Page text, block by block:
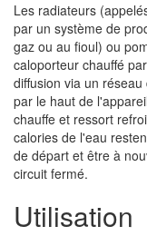
Les radiateurs
par un système de
gaz ou au fioul) ou
caloporteur chauffé
diffusion via un
par le haut de
chauffe et ressort
calories de l'eau
de départ et être à
circuit fermé.
Utilisation